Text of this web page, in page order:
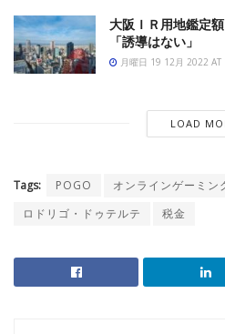
大阪ＩＲ用地鑑定
「誘導はない」
月曜日 19 12月 2022 AT
LOAD
Tags: POGO オンラインゲーミン
ロドリゴ・ドゥテルテ
税金